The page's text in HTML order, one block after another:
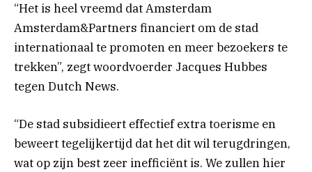
“Het is heel vreemd dat Amsterdam
Amsterdam&Partners financiert om de stad
internationaal te promoten en meer bezoekers te
trekken”, zegt woordvoerder Jacques Hubbes
tegen Dutch News.
“De stad subsidieert effectief extra toerisme en
beweert tegelijkertijd dat het dit wil terugdringen,
wat op zijn best zeer inefficiënt is. We zullen hier